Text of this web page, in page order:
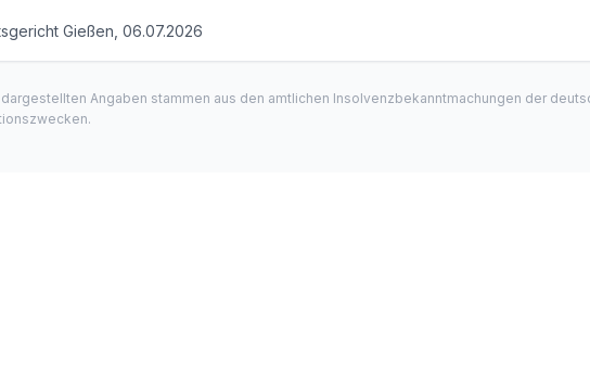
Gießen, 06.07.2026
dargestellten Angaben stammen aus den amtlichen Insolvenzbekanntmachungen der